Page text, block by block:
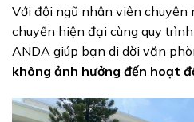
Với đội ngũ nhân viên
chuyển hiện đại cùng quy
ANDA giúp bạn di dời văn
không ảnh hưởng đến hoạt